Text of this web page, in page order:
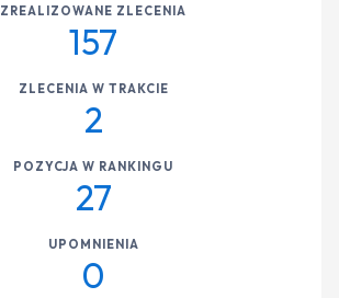
ZREALIZOWANE ZLECENIA
157
ZLECENIA W TRAKCIE
2
POZYCJA W RANKINGU
27
UPOMNIENIA
0